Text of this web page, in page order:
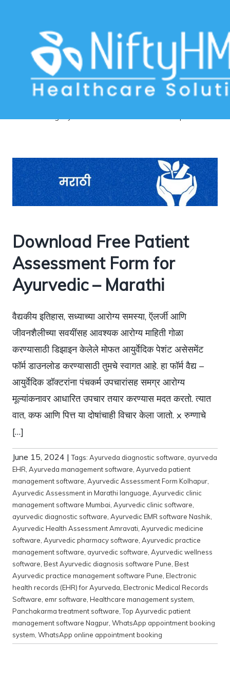
Ayurvedic Assessment Form
Download Free Patient
Assessment Form for
Ayurvedic – Marathi
वैद्यकीय इतिहास, सध्याच्या आरोग्य समस्या, ऍलर्जी आणि
जीवनशैलीच्या सवयींसह आवश्यक आरोग्य माहिती गोळा
करण्यासाठी डिझाइन केलेले मोफत आयुर्वेदिक पेशंट असेसमेंट
फॉर्म डाउनलोड करण्यासाठी तुमचे स्वागत आहे. हा फॉर्म वैद्य –
आयुर्वेदिक डॉक्टरांना पंचकर्म उपचारांसह समग्र आरोग्य
मूल्यांकनावर आधारित उपचार तयार करण्यास मदत करतो. त्यात
वात, कफ आणि पित्त या दोषांचाही विचार केला जातो. x रुग्णाचे
[…]
June 15, 2024 |Tags: Ayurveda diagnostic software, ayurveda
EHR, Ayurveda management software, Ayurveda patient
management software, Ayurvedic Assessment Form Kolhapur,
Ayurvedic Assessment in Marathi language, Ayurvedic clinic
management software Mumbai, Ayurvedic clinic software,
ayurvedic diagnostic software, Ayurvedic EMR software Nashik,
Ayurvedic Health Assessment Amravati, Ayurvedic medicine
software, Ayurvedic pharmacy software, Ayurvedic practice
management software, ayurvedic software, Ayurvedic wellness
software, Best Ayurvedic diagnosis software Pune, Best
Ayurvedic practice management software Pune, Electronic
health records (EHR) for Ayurveda, Electronic Medical Records
Software, emr software, Healthcare management system,
Panchakarma treatment software,Top Ayurvedic patient
management software Nagpur, WhatsApp appointment booking
system, WhatsApp online appointment booking